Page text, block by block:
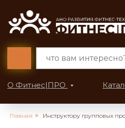
О Фитнес|ПРО
Главная » Инструктору групповых